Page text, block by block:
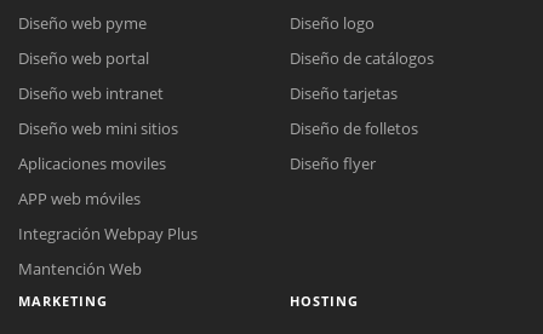
Diseño web pyme
Diseño web portal
Diseño web intranet
Diseño web mini sitios
Aplicaciones moviles
APP web móviles
Integración Webpay Plus
Mantención Web
Diseño logo
Diseño de catálogos
Diseño tarjetas
Diseño de folletos
Diseño flyer
MARKETING HOSTING